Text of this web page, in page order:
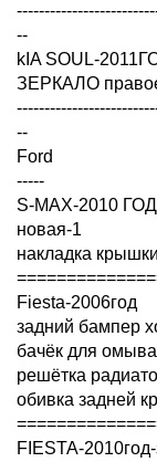
--
kIA SOUL-
ЗЕРКАЛО
--
Ford
-----
S-MAX-2010
новая-1
накладка
Fiesta-2006год
задний бампер
бачёк для
решётка
обивка задней
FIESTA-